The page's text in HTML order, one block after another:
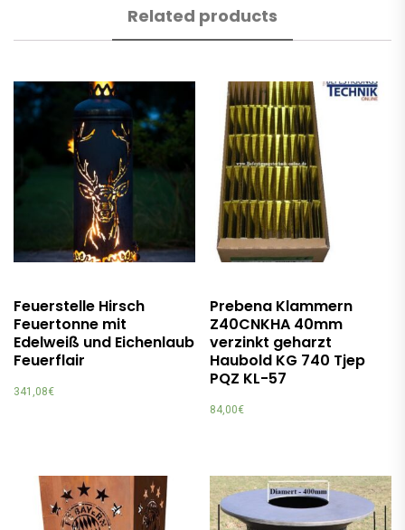
Related products
Feuerstelle Hirsch
Feuertonne mit
Edelweiß und Eichenlaub
Feuerflair
341,08€
Prebena Klammern
Z40CNKHA 40mm
verzinkt geharzt
Haubold KG 740 Tjep
PQZ KL-57
84,00€